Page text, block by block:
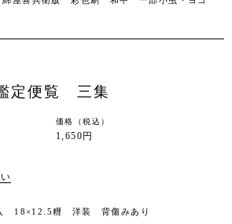
定便覧 三集
価格（税込）
1,650円
18×12.5糎 洋装 背傷みあり